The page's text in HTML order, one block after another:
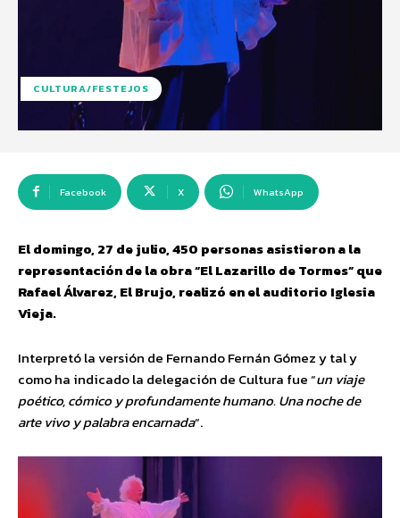
CULTURA/FESTEJOS
Facebook X WhatsApp
El domingo, 27 de julio, 450 personas asistieron a la
representación de la obra “El Lazarillo de Tormes” que
Rafael Álvarez, El Brujo, realizó en el auditorio Iglesia
Vieja.
Interpretó la versión de Fernando Fernán Gómez y tal y
como ha indicado la delegación de Cultura fue “un viaje
poético, cómico y profundamente humano. Una noche de
arte vivo y palabra encarnada“.